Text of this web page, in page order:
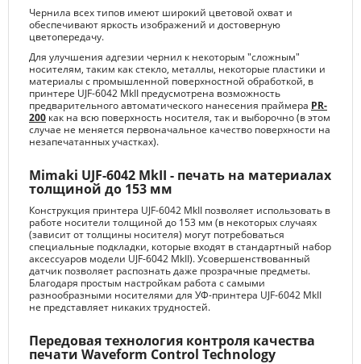
Чернила всех типов имеют широкий цветовой охват и
обеспечивают яркость изображений и достоверную
цветопередачу.
Для улучшения адгезии чернил к некоторым "сложным"
носителям, таким как стекло, металлы, некоторые пластики и
материалы с промышленной поверхностной обработкой, в
принтере UJF-6042 MkII предусмотрена возможность
предварительного автоматического нанесения праймера PR-
200 как на всю поверхность носителя, так и выборочно (в этом
случае не меняется первоначальное качество поверхности на
незапечатанных участках).
Mimaki UJF-6042 MkII - печать на материалах
толщиной до 153 мм
Конструкция принтера UJF-6042 MkII позволяет использовать в
работе носители толщиной до 153 мм (в некоторых случаях
(зависит от толщины носителя) могут потребоваться
специальные подкладки, которые входят в стандартный набор
аксессуаров модели UJF-6042 MkII). Усовершенствованный
датчик позволяет распознать даже прозрачные предметы.
Благодаря простым настройкам работа с самыми
разнообразными носителями для УФ-принтера UJF-6042 MkII
не представляет никаких трудностей.
Передовая технология контроля качества
печати Waveform Control Technology